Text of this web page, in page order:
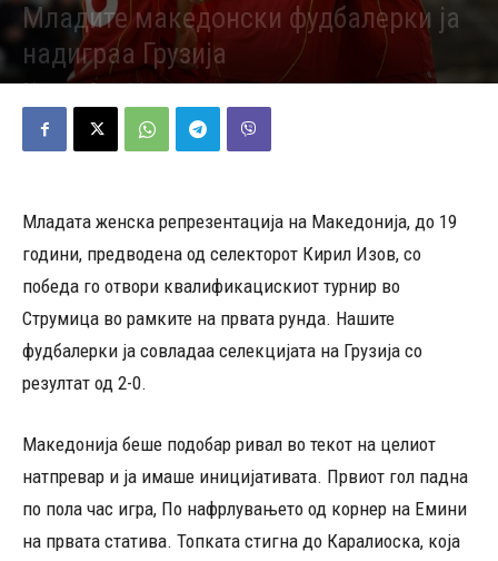
Младите македонски фудбалерки ја
надиграа Грузија
Објавено од Редакција - 25/11/2025 389
Младата женска репрезентација на Македонија, до 19
години, предводена од селекторот Кирил Изов, со
победа го отвори квалификацискиот турнир во
Струмица во рамките на првата рунда. Нашите
фудбалерки ја совладаа селекцијата на Грузија со
резултат од 2-0.
Македонија беше подобар ривал во текот на целиот
натпревар и ја имаше иницијативата. Првиот гол падна
по пола час игра, По нафрлувањето од корнер на Емини
на првата статива. Топката стигна до Каралиоска, која